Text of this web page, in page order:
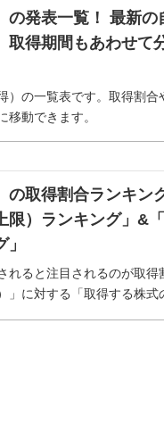
の発表一覧！ 最新の
取得期間もあわせて
）の一覧表です。取得割合
動できます。
の取得割合ランキン
限）ランキング」&
れると注目されるのが取得
」に対する「取得する株式